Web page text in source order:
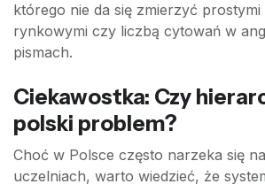
którego nie da się zmierzyć prostymi
rynkowymi czy liczbą cytowań w
pismach.
Ciekawostka: Czy
polski problem?
Choć w Polsce często narzeka się
uczelniach, warto wiedzieć, że